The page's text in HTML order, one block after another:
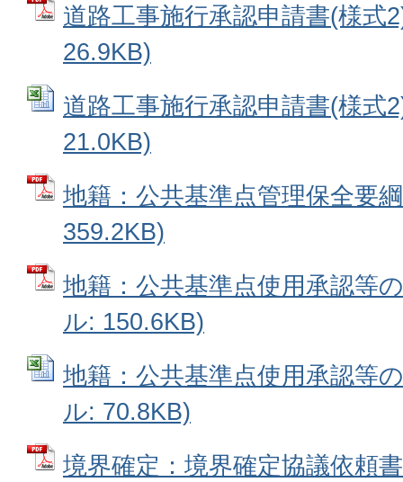
道路工事施行承認申請書(様式
26.9KB)
道路工事施行承認申請書(様式
21.0KB)
地籍：公共基準点管理保全要
359.2KB)
地籍：公共基準点使用承認等
ル: 150.6KB)
地籍：公共基準点使用承認等
ル: 70.8KB)
境界確定：境界確定協議依頼